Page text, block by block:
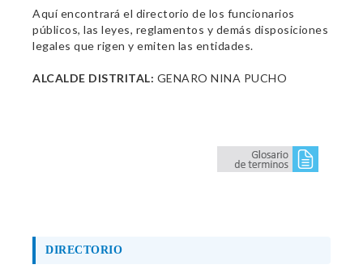
Aquí encontrará el directorio de los funcionarios
públicos, las leyes, reglamentos y demás disposiciones
legales que rigen y emiten las entidades.
ALCALDE DISTRITAL: GENARO NINA PUCHO
DIRECTORIO